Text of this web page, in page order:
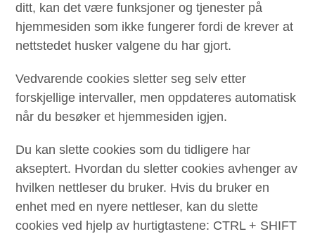
ditt, kan det være funksjoner og tjenester på
hjemmesiden som ikke fungerer fordi de krever at
nettstedet husker valgene du har gjort.
Vedvarende cookies sletter seg selv etter
forskjellige intervaller, men oppdateres automatisk
når du besøker et hjemmesiden igjen.
Du kan slette cookies som du tidligere har
akseptert. Hvordan du sletter cookies avhenger av
hvilken nettleser du bruker. Hvis du bruker en
enhet med en nyere nettleser, kan du slette
cookies ved hjelp av hurtigtastene: CTRL + SHIFT